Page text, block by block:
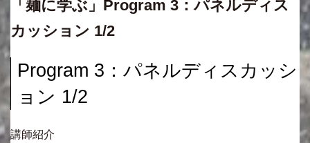
「麺に学ぶ」Program 3：パネルディス
カッション 1/2
Program 3：パネルディスカッシ
ョン 1/2
講師紹介